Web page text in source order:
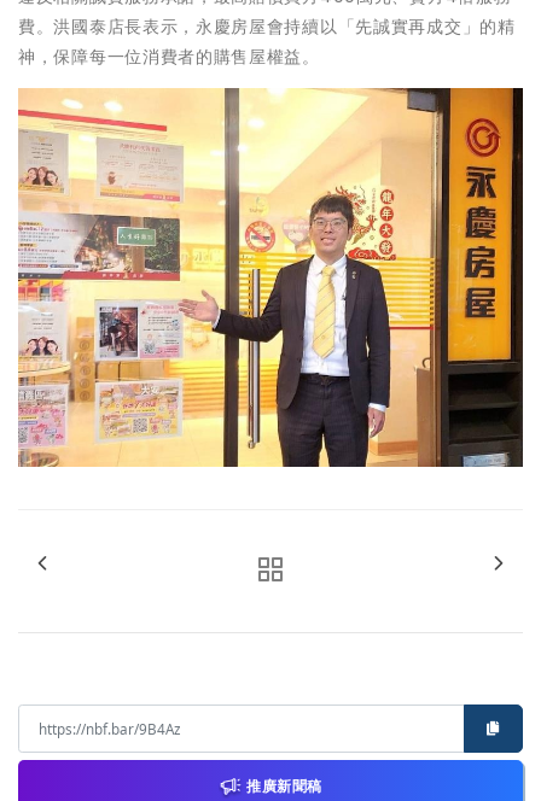
費。洪國泰店長表示，永慶房屋會持續以「先誠實再成交」的精
神，保障每一位消費者的購售屋權益。
推廣新聞稿